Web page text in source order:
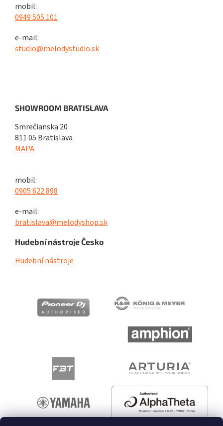
mobil:
0949 505 101
e-mail:
studio@melodystudio.sk
SHOWROOM BRATISLAVA
Smrečianska 20
811 05 Bratislava
MAPA
mobil:
0905 622 898
e-mail:
bratislava@melodyshop.sk
Hudební nástroje Česko
Hudební nástroje